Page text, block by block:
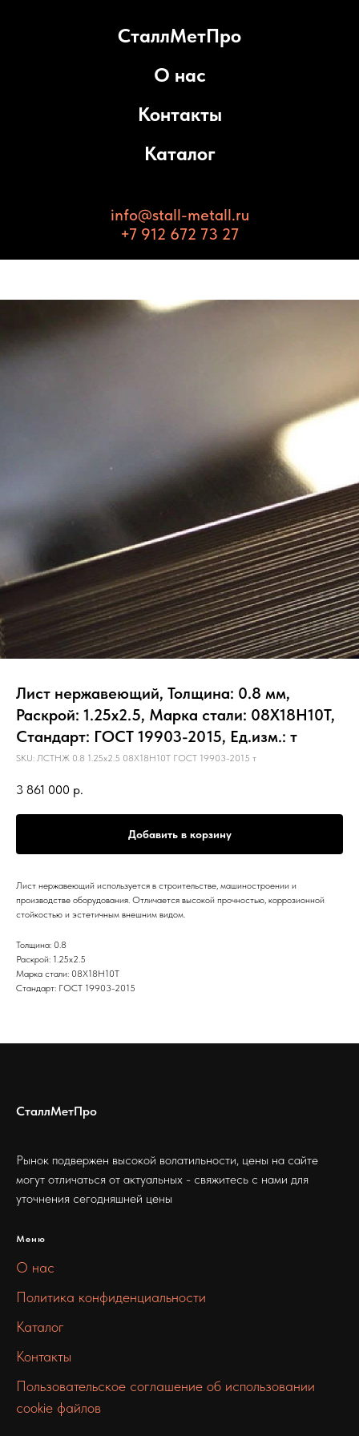
СталлМетПро
О нас
Контакты
Каталог
info@stall-metall.ru
+7 912 672 73 27
Лист нержавеющий, Толщина: 0.8 мм,
Раскрой: 1.25х2.5, Марка стали: 08Х18Н10Т,
Стандарт: ГОСТ 19903-2015, Ед.изм.: т
SKU: ЛСТНЖ 0.8 1.25х2.5 08Х18Н10Т ГОСТ 19903-2015 т
3 861 000 р.
Добавить в корзину
Лист нержавеющий используется в строительстве, машиностроении и
производстве оборудования. Отличается высокой прочностью, коррозионной
стойкостью и эстетичным внешним видом.
Толщина: 0.8
Раскрой: 1.25х2.5
Марка стали: 08Х18Н10Т
Стандарт: ГОСТ 19903-2015
СталлМетПро
Рынок подвержен высокой волатильности, цены на сайте
могут отличаться от актуальных - свяжитесь с нами для
уточнения сегодняшней цены
Меню
О нас
Политика конфиденциальности
Каталог
Контакты
Пользовательское соглашение об использовании
cookie файлов